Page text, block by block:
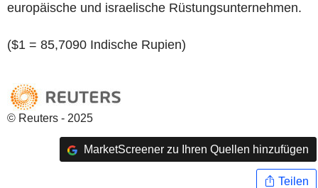
europäische und israelische Rüstungsunternehmen.
($1 = 85,7090 Indische Rupien)
© Reuters - 2025
MarketScreener zu Ihren Quellen hinzufügen
Teilen